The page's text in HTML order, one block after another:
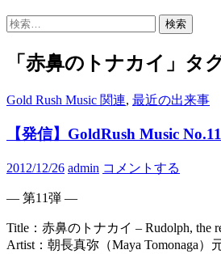
検
「赤鼻のトナカイ」タ
Gold Rush Music 関連, 最近の出来事
【発信】GoldRush Music No.11
2012/12/26 admin コメントする
— 第11弾 —
Title：赤鼻のトナカイ – Rudolph, the
Artist：朝長真弥（Maya Tomonaga）